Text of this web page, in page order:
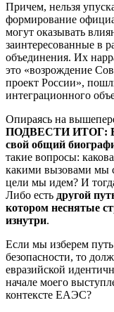
Причем, нельзя
формирование
могут оказывать
заинтересованные в
объединения. Их
это «возрождение
проект России»,
интеграционного
Опираясь на
ПОДВЕСТИ ИТОГ:
свой общий
такие вопросы:
какими вызовами мы
цели мы идем? И
Либо есть другой
котором неснятые
изнутри.
Если мы изберем
безопасности, то
евразийской
начале моего
контексте ЕАЭС?